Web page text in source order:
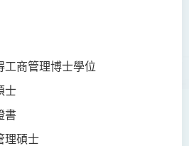
工商管理博士學位
士
書
理碩士